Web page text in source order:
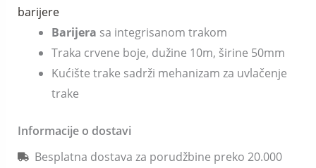
barijere
Barijera sa integrisanom trakom
Traka crvene boje, dužine 10m, širine 50mm
Kućište trake sadrži mehanizam za uvlačenje
trake
Informacije o dostavi
Besplatna dostava za porudžbine preko 20.000
-
crvena
traka
10m
količina